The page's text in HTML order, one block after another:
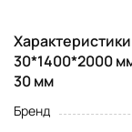
30*1400*2000
30 мм
Бренд